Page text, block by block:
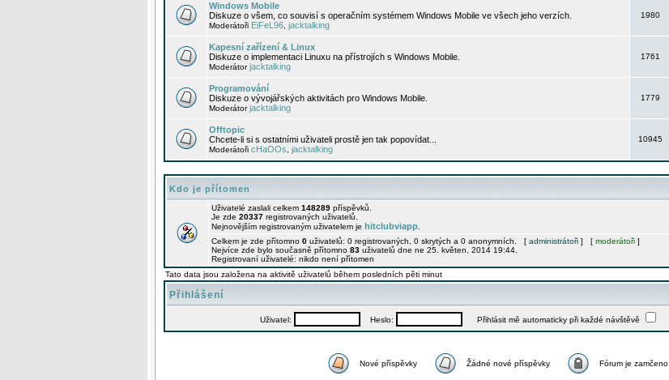
Windows Mobile
Diskuze o všem, co souvisí s operačním systémem Windows Mobile ve všech jeho verzích.
Moderátoři EiFeL96 jacktalking
1980
Kapesní zařízení & Linux
Diskuze o implementaci Linuxu na přístrojích s Windows Mobile.
Moderátorjacktalking
1761
Programování
Diskuze o vývojářských aktivitách pro Windows Mobile.
Moderátorjacktalking
1779
Offtopic
Chcete-li si s ostatními uživateli prostě jen tak popovídat...
Moderátoři cHaOOs jacktalking
10945
Kdo je přítomen
Uživatelé zaslali celkem 148289 příspěvků.
Je zde 20337 registrovaných uživatelů.
Nejnovějším registrovaným uživatelem je hitclubviapp
Celkem je zde přítomno 0 uživatelů: 0 registrovaných, 0 skrytých a 0 anonymních. [ administrátoři ] [ moderátoři ]
Nejvíce zde bylo současně přítomno 83 uživatelů dne ne 25. květen, 2014 19:44.
Registrovaní uživatelé: nikdo není přítomen
Tato data jsou založena na aktivitě uživatelů během posledních pěti minut
Přihlášení
Uživatel: Heslo: Přihlásit mě automaticky při každé návštěvě
Nové příspěvky Žádné nové příspěvky Fórum je zamčeno